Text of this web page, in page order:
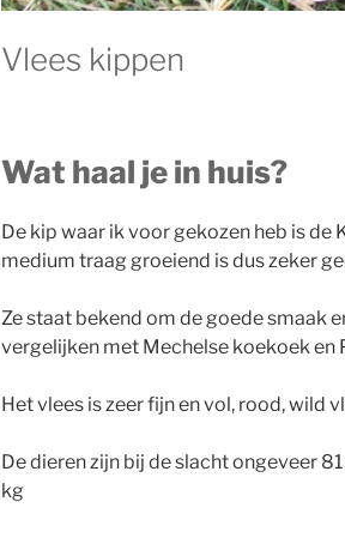
Vlees kippen
Wat haal je in huis?
De kip waar ik voor gekozen heb is de
medium traag groeiend is dus zeker
Ze staat bekend om de goede smaak
vergelijken met Mechelse koekoek en
Het vlees is zeer fijn en vol, rood, wild
De dieren zijn bij de slacht ongeveer
kg